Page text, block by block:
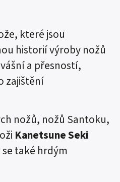
které jsou
historií výroby nožů
a přesností,
zajištění
nožů, nožů Santoku,
Kanetsune Seki
také hrdým